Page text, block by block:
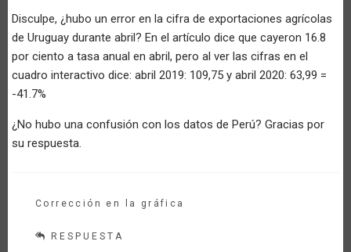
Disculpe, ¿hubo un error en la cifra de exportaciones agrícolas
de Uruguay durante abril? En el artículo dice que cayeron 16.8
por ciento a tasa anual en abril, pero al ver las cifras en el
cuadro interactivo dice: abril 2019: 109,75 y abril 2020: 63,99 =
-41.7%
¿No hubo una confusión con los datos de Perú? Gracias por
su respuesta.
Corrección en la gráfica
RESPUESTA